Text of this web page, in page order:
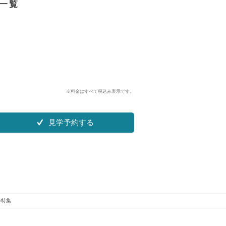
覧
※料金はすべて税込み表示です。
見学予約する
特集